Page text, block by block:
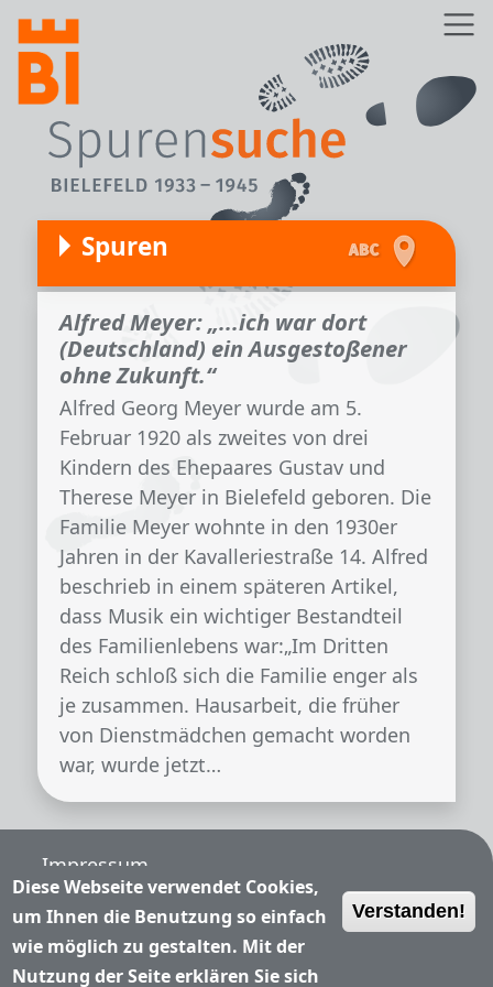
Direkt zum Inhalt
Spuren
Alfred Meyer: „...ich war dort
(Deutschland) ein Ausgestoßener
ohne Zukunft.“
Alfred Georg Meyer wurde am 5.
Februar 1920 als zweites von drei
Kindern des Ehepaares Gustav und
Therese Meyer in Bielefeld geboren. Die
Familie Meyer wohnte in den 1930er
Jahren in der Kavalleriestraße 14. Alfred
beschrieb in einem späteren Artikel,
dass Musik ein wichtiger Bestandteil
des Familienlebens war:„Im Dritten
Reich schloß sich die Familie enger als
je zusammen. Hausarbeit, die früher
von Dienstmädchen gemacht worden
war, wurde jetzt…
Fußzeile
Impressum
Nutzungsbedingungen
Datenschutzerklärung
Diese Webseite verwendet Cookies,
um Ihnen die Benutzung so einfach
wie möglich zu gestalten. Mit der
Nutzung der Seite erklären Sie sich
Verstanden!